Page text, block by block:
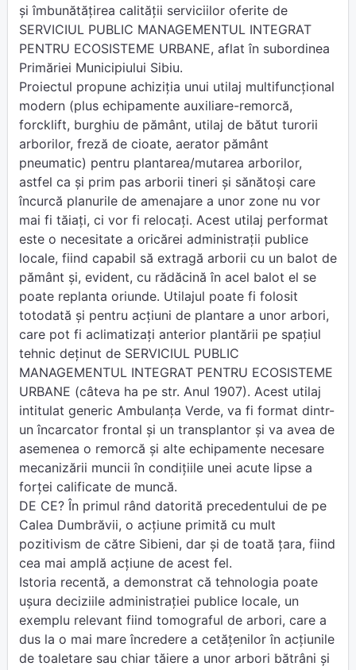
și îmbunătățirea calității serviciilor oferite de
SERVICIUL PUBLIC MANAGEMENTUL INTEGRAT
PENTRU ECOSISTEME URBANE, aflat în subordinea
Primăriei Municipiului Sibiu.
Proiectul propune achiziţia unui utilaj multifuncțional
modern (plus echipamente auxiliare-remorcă,
forcklift, burghiu de pământ, utilaj de bătut turorii
arborilor, freză de cioate, aerator pământ
pneumatic) pentru plantarea/mutarea arborilor,
astfel ca și prim pas arborii tineri şi sănătoşi care
încurcă planurile de amenajare a unor zone nu vor
mai fi tăiaţi, ci vor fi relocați. Acest utilaj performat
este o necesitate a oricărei administrații publice
locale, fiind capabil să extragă arborii cu un balot de
pământ şi, evident, cu rădăcină în acel balot el se
poate replanta oriunde. Utilajul poate fi folosit
totodată și pentru acțiuni de plantare a unor arbori,
care pot fi aclimatizați anterior plantării pe spațiul
tehnic deținut de SERVICIUL PUBLIC
MANAGEMENTUL INTEGRAT PENTRU ECOSISTEME
URBANE (câteva ha pe str. Anul 1907). Acest utilaj
intitulat generic Ambulanța Verde, va fi format dintr-
un încarcator frontal și un transplantor și va avea de
asemenea o remorcă și alte echipamente necesare
mecanizării muncii în condițiile unei acute lipse a
forței calificate de muncă.
DE CE? În primul rând datorită precedentului de pe
Calea Dumbrăvii, o acțiune primită cu mult
pozitivism de către Sibieni, dar și de toată țara, fiind
cea mai amplă acțiune de acest fel.
Istoria recentă, a demonstrat că tehnologia poate
ușura deciziile administrației publice locale, un
exemplu relevant fiind tomograful de arbori, care a
dus la o mai mare încredere a cetățenilor în acțiunile
de toaletare sau chiar tăiere a unor arbori bătrâni și